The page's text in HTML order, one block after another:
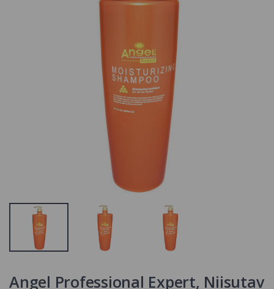
Angel Professional Expert, Niisutav
väike/suur testi
toote nimi
Cosmetics Body
Cream With
Pinguldav ja
kehakreem E-
17.98 €
SmileLab
Advanced
Whitening
Hambaid
Lillearoomiga